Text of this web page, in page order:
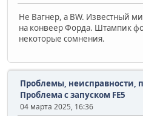
Не Вагнер, а BW. Известный
на конвеер Форда. Штампик
некоторые сомнения.
Проблемы, неисправности,
Проблема с запуском FE5
04 марта 2025, 16:36